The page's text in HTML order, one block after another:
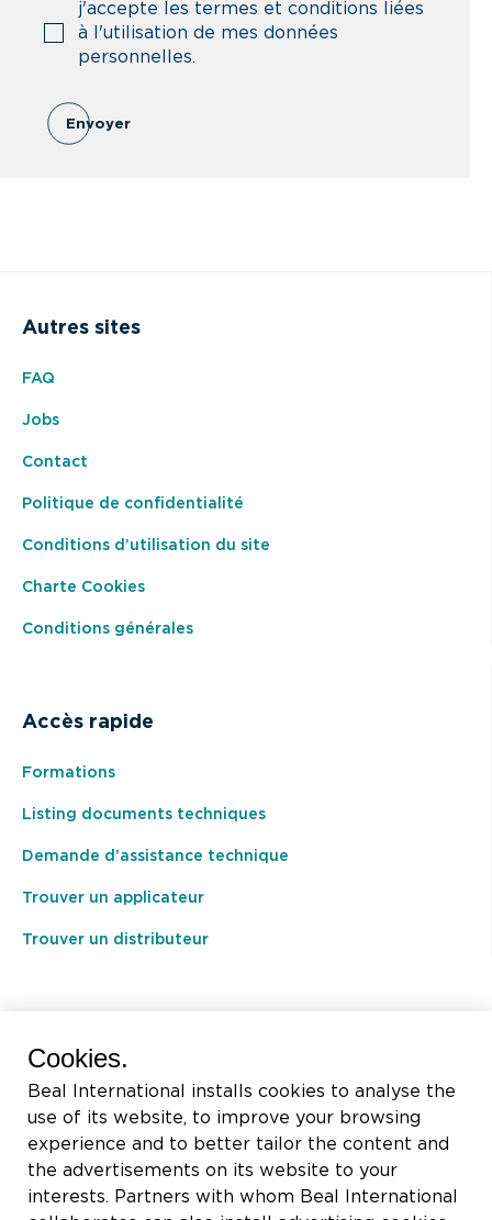
j'accepte les termes et conditions liées
à l'utilisation de mes données
personnelles.
Envoyer
Autres sites
FAQ
Jobs
Contact
Politique de confidentialité
Conditions d’utilisation du site
Charte Cookies
Conditions générales
Accès rapide
Formations
Listing documents techniques
Demande d’assistance technique
Trouver un applicateur
Trouver un distributeur
Rue du Tronquoy, 8
TVA: BE0414.592.153
Cookies.
Beal International installs cookies to analyse the
use of its website, to improve your browsing
experience and to better tailor the content and
the advertisements on its website to your
interests. Partners with whom Beal International